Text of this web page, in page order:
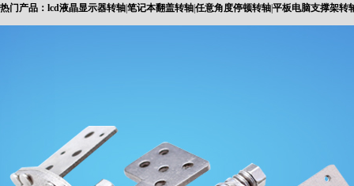
常见问题
热门产品： lcd液晶显示器转轴笔记本翻盖转轴任意角度停顿转轴平板电脑支撑架转